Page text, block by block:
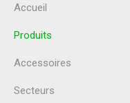
Accueil
Produits
Accessoires
Secteurs